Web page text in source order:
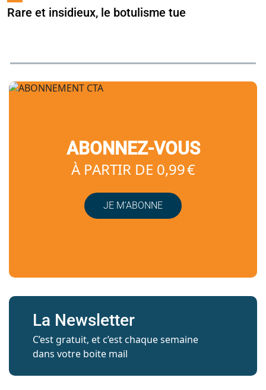
Rare et insidieux, le botulisme tue
ABONNEZ-VOUS
À PARTIR DE 0,99 €
JE M’ABONNE
La Newsletter
C’est gratuit, et c’est chaque semaine
dans votre boite mail